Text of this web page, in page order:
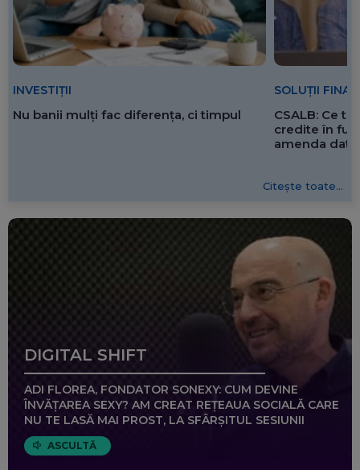
INVESTIȚII
Nu banii mulți fac diferența, ci timpul
SOLUȚII
CSALB: Ce
credite în
amenda
Citește toate...
DIGITAL SHIFT
ADI FLOREA, FONDATOR SONEXY: CUM DEVINE
ÎNVĂȚAREA SEXY? AM CREAT REȚEAUA SOCIALĂ CARE
NU TE LASĂ MAI PROST, LA SFÂRȘITUL SESIUNII
ASCULTĂ